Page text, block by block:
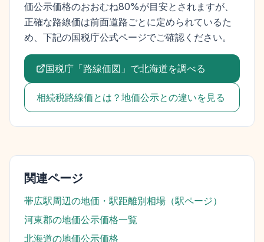
価公示価格のおおむね80%が目安とされますが、
正確な路線価は前面道路ごとに定められているた
め、下記の国税庁公式ページでご確認ください。
国税庁「路線価図」で北海道を調べる
相続税路線価とは？地価公示との違いを見る
関連ページ
帯広駅周辺の地価・駅距離別相場（駅ページ）
河東郡の地価公示価格一覧
北海道の地価公示価格